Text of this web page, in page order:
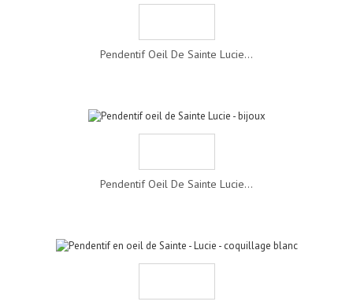
Pendentif Oeil De Sainte Lucie...
Pendentif Oeil De Sainte Lucie...